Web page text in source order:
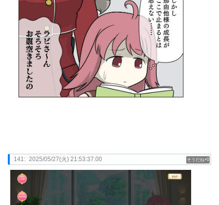
0
141: 2025/05/27(火) 21:53:37.00